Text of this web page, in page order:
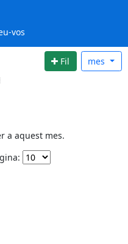
vos
Fil mes
a aquest mes.